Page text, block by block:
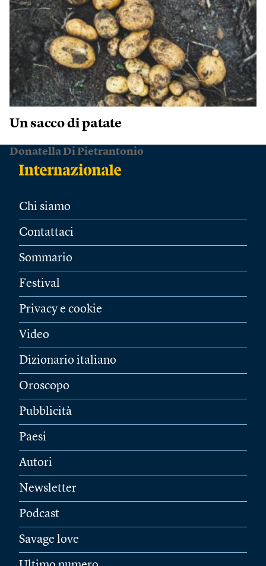
Un sacco di patate
Donatella Di Pietrantonio
Chi siamo
Contattaci
Sommario
Festival
Privacy e cookie
Video
Dizionario italiano
Oroscopo
Pubblicità
Paesi
Autori
Newsletter
Podcast
Savage love